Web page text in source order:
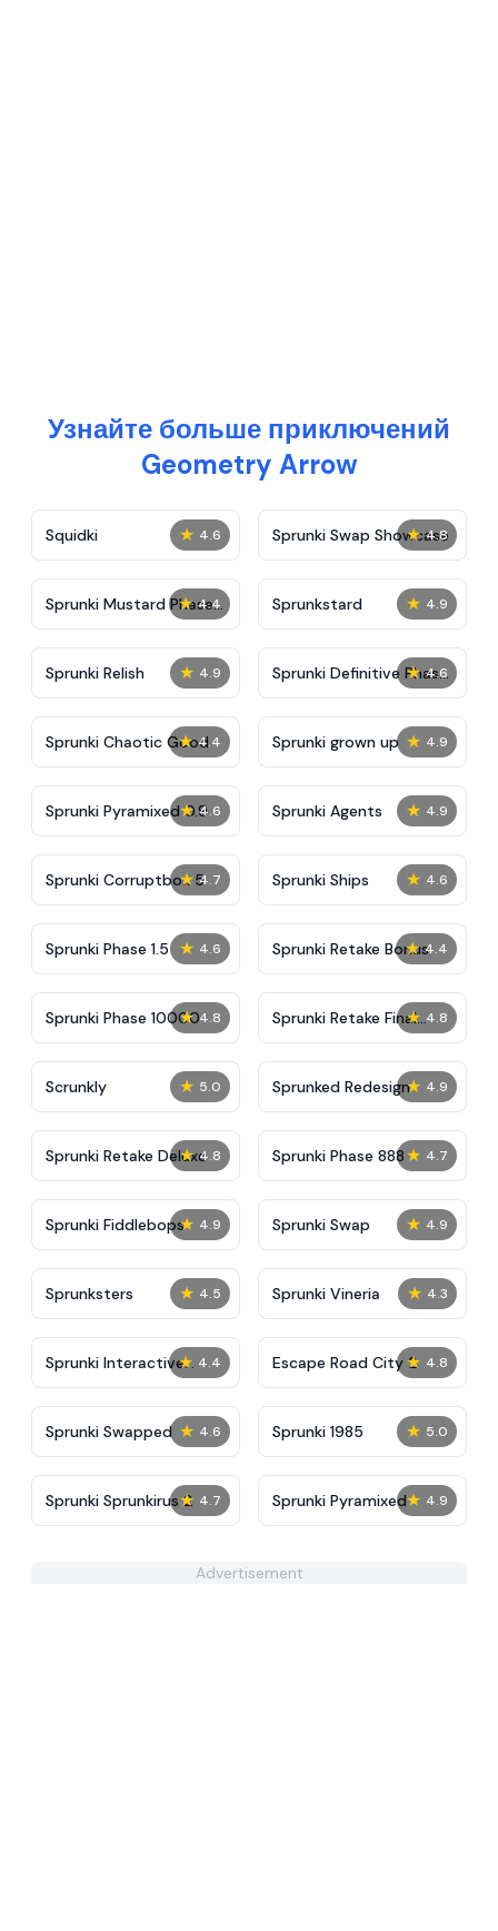
Узнайте больше приключений
Geometry Arrow
★ 4.6
Squidki ★ 4.8
Sprunki Swap Showcase
★ 4.4
Sprunki Mustard Phase
2
★ 4.9
Sprunkstard
★ 4.9
Sprunki Relish ★ 4.6
Sprunki Definitive Phase
7
★ 4.4
Sprunki Chaotic Good ★ 4.9
Sprunki grown up
★ 4.6
Sprunki Pyramixed 0.9 ★ 4.9
Sprunki Agents
★ 4.7
Sprunki Corruptbox 5 ★ 4.6
Sprunki Ships
★ 4.6
Sprunki Phase 1.5 ★ 4.4
Sprunki Retake Bonus
★ 4.8
Sprunki Phase 10000 ★ 4.8
Sprunki Retake Final
Update
★ 5.0
Scrunkly ★ 4.9
Sprunked Redesign
★ 4.8
Sprunki Retake Deluxe ★ 4.7
Sprunki Phase 888
★ 4.9
Sprunki Fiddlebops ★ 4.9
Sprunki Swap
★ 4.5
Sprunksters ★ 4.3
Sprunki Vineria
★ 4.4
Sprunki Interactive
Tunner
★ 4.8
Escape Road City 2
★ 4.6
Sprunki Swapped ★ 5.0
Sprunki 1985
★ 4.7
Sprunki Sprunkirus 2 ★ 4.9
Sprunki Pyramixed
Advertisement